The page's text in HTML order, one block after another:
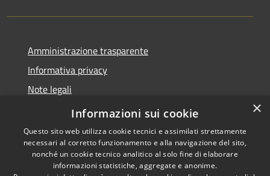
Amministrazione trasparente
Informativa privacy
Note legali
Dichiarazione di accessibilità
Copyright © 2026 • Comune di
×
Informazioni sui cookie
Questo sito web utilizza cookie tecnici e assimilati strettamente
necessari al corretto funzionamento e alla navigazione del sito,
nonché un cookie tecnico analitico al solo fine di elaborare
informazioni statistiche, aggregate e anonime.